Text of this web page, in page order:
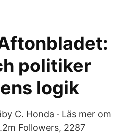
politiker
logik
C. Honda · Läs mer om
Followers, 2287